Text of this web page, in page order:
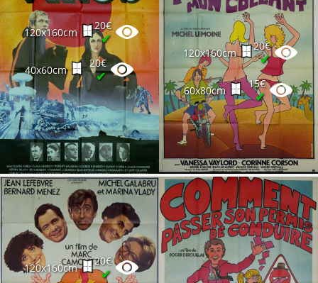
120x160cm
20€
✔
40x60cm
20€
✔
120x160cm
20€
✔
60x80cm
15€
✔
120x160cm
20€
✔